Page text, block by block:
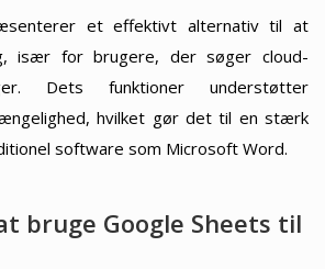
et effektivt alternativ til at
især for brugere, der søger cloud-
Dets funktioner understøtter
hvilket gør det til en stærk
software som Microsoft Word.
bruge Google Sheets til